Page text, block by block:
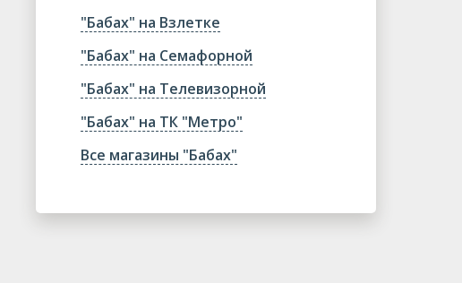
"Бабах" на Взлетке
"Бабах" на Семафорной
"Бабах" на Телевизорной
"Бабах" на ТК "Метро"
Все магазины "Бабах"